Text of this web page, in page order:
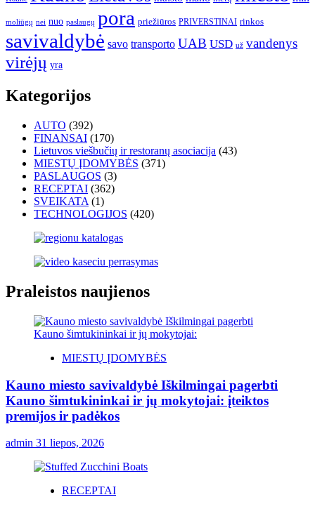
moliūgų nei nuo paslaugų pora priežiūros PRIVERSTINAI rinkos
savivaldybė savo transporto UAB USD už vandenys
virėjų yra
Kategorijos
AUTO (392)
FINANSAI (170)
Lietuvos viešbučių ir restoranų asociacija (43)
MIESTŲ ĮDOMYBĖS (371)
PASLAUGOS (3)
RECEPTAI (362)
SVEIKATA (1)
TECHNOLOGIJOS (420)
Praleistos naujienos
MIESTŲ ĮDOMYBĖS
Kauno miesto savivaldybė Iškilmingai pagerbti
Kauno šimtukininkai ir jų mokytojai: įteiktos
premijos ir padėkos
admin 31 liepos, 2026
RECEPTAI